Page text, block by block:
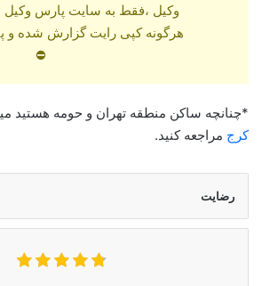
وکیل ،فقط به سایت پارس
هرگونه کپی رایت گزارش شده و
⛔
*چنانچه ساکن منطقه تهران و حومه هستید
کرج مراجعه کنید.
رضایت